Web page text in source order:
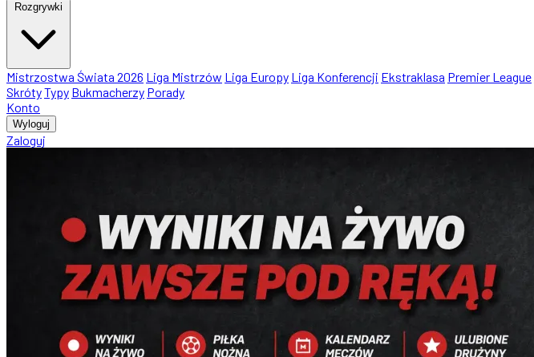
Rozgrywki
Mistrzostwa Świata 2026 Liga Mistrzów Liga Europy Liga Konferencji Ekstraklasa Premier League
SkrótyTypy Bukmacherzy Porady
Konto
Wyloguj
Zaloguj